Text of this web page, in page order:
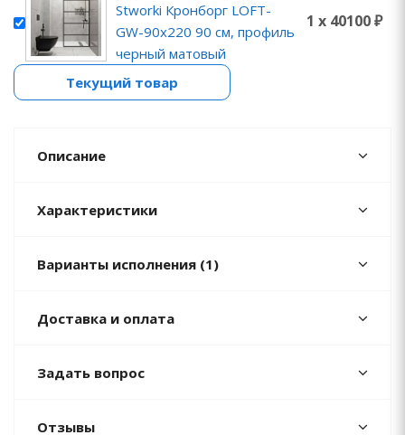
Stworki Кронборг LOFT-
GW-90х220 90 см, профиль
черный матовый
1 x 40100 ₽
Текущий товар
Описание
Характеристики
Варианты исполнения (1)
Доставка и оплата
Задать вопрос
Отзывы